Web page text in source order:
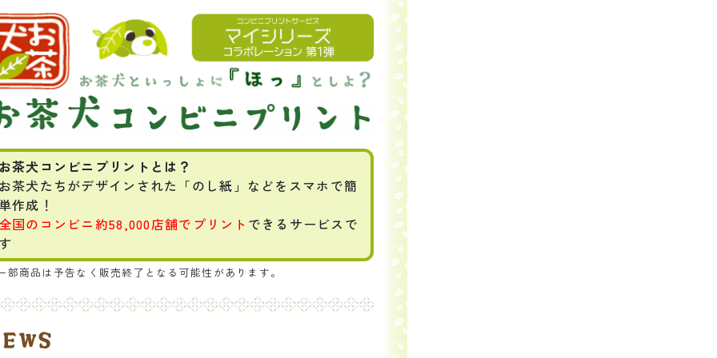
茶犬コンビニプリントとは？
茶犬たちがデザインされた「のし紙」などをスマホで簡
作成！
国のコンビニ約58,000店舗でプリント できるサービスで
商品は予告なく販売終了となる可能性があります。